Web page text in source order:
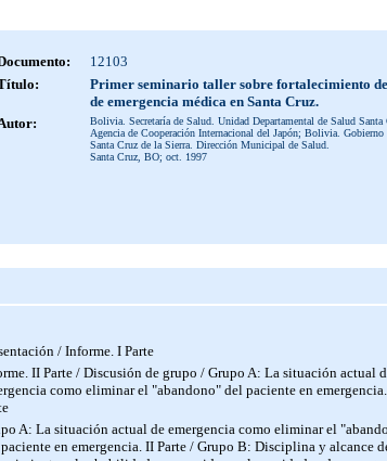
12103
Primer seminario taller sobre fortalecimiento
de emergencia médica en Santa Cruz.
Bolivia. Secretaría de Salud. Unidad Departamental de Salud Santa
Agencia de Cooperación Internacional del Japón; Bolivia.
Santa Cruz de la Sierra. Dirección Municipal de Salud.
Santa Cruz, BO; oct. 1997
/ Informe. I Parte
II Parte / Discusión de grupo / Grupo A: La situación actual
como eliminar el "abandono" del paciente en
A: La situación actual de emergencia como eliminar el
en emergencia. II Parte / Grupo B: Disciplina y alcance